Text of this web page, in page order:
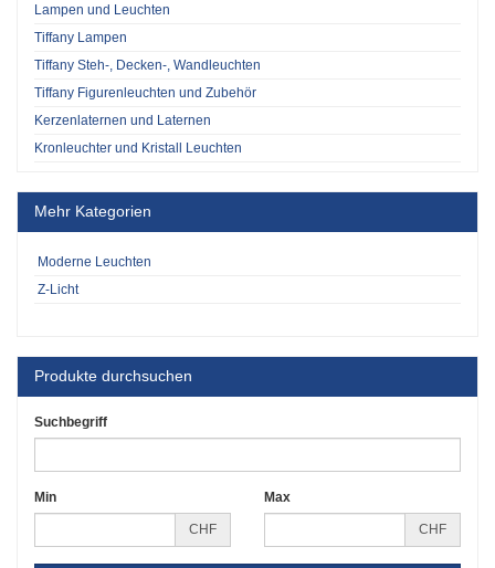
Lampen und Leuchten
Tiffany Lampen
Tiffany Steh-, Decken-, Wandleuchten
Tiffany Figurenleuchten und Zubehör
Kerzenlaternen und Laternen
Kronleuchter und Kristall Leuchten
Mehr Kategorien
Moderne Leuchten
Z-Licht
Produkte durchsuchen
Suchbegriff
Min
CHF
Max
CHF